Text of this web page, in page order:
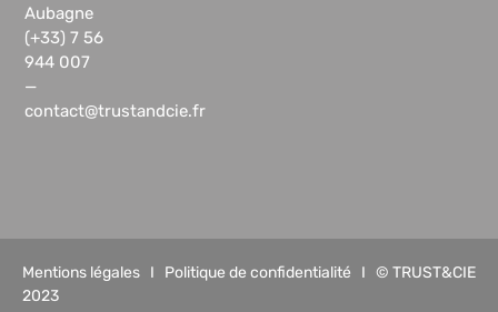
Aubagne
(+33) 7 56
944 007
—
contact@trustandcie.fr
Mentions légales I Politique de confidentialité I © TRUST&CIE
2023